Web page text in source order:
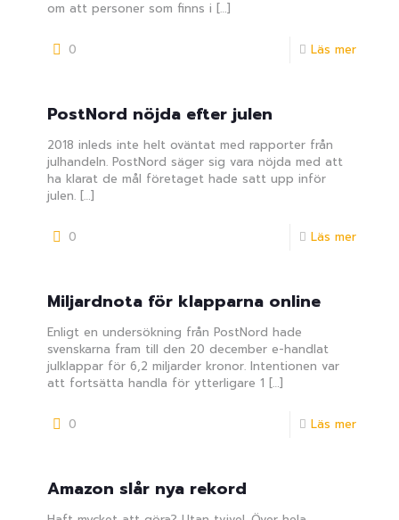
om att personer som finns i […]
0 Läs mer
PostNord nöjda efter julen
2018 inleds inte helt oväntat med rapporter från
julhandeln. PostNord säger sig vara nöjda med att
ha klarat de mål företaget hade satt upp inför
julen. […]
0 Läs mer
Miljardnota för klapparna online
Enligt en undersökning från PostNord hade
svenskarna fram till den 20 december e-handlat
julklappar för 6,2 miljarder kronor. Intentionen var
att fortsätta handla för ytterligare 1 […]
0 Läs mer
Amazon slår nya rekord